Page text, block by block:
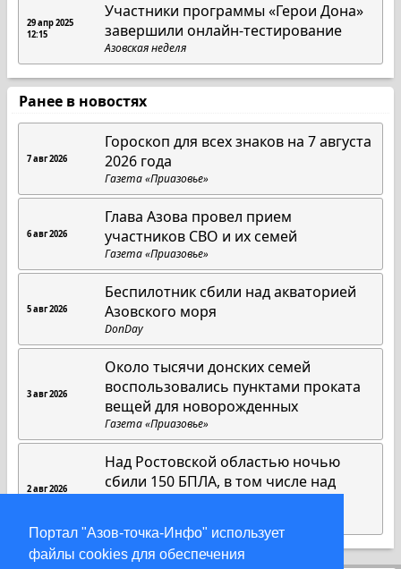
Портал "Азов-точка-Инфо" использует
файлы cookies для обеспечения
29 апр 2025
12:15
Участники программы «Герои Дона»
завершили онлайн-тестирование
Азовская неделя
Ранее в новостях
7 авг 2026
Гороскоп для всех знаков на 7 августа
2026 года
Газета «Приазовье»
6 авг 2026
Глава Азова провел прием
участников СВО и их семей
Газета «Приазовье»
5 авг 2026
Беспилотник сбили над акваторией
Азовского моря
DonDay
3 авг 2026
Около тысячи донских семей
воспользовались пунктами проката
вещей для новорожденных
Газета «Приазовье»
2 авг 2026
Над Ростовской областью ночью
сбили 150 БПЛА, в том числе над